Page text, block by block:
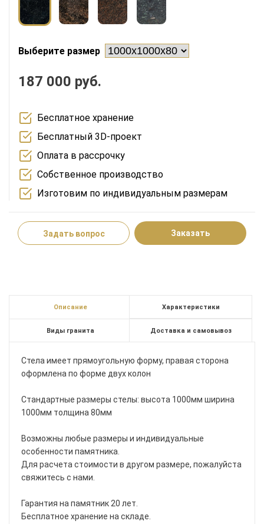
Выберите размер
187 000 руб.
Бесплатное хранение
Бесплатный 3D-проект
Оплата в рассрочку
Собственное производство
Изготовим по индивидуальным размерам
Задать вопрос Заказать
Описание Характеристики
Виды гранита Доставка и самовывоз
Стела имеет прямоугольную форму, правая сторона
оформлена по форме двух колон
Стандартные размеры стелы: высота 1000мм ширина
1000мм толщина 80мм
Возможны любые размеры и индивидуальные
особенности памятника.
Для расчета стоимости в другом размере, пожалуйста
свяжитесь с нами.
Гарантия на памятник 20 лет.
Бесплатное хранение на складе.